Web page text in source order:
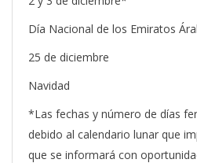
Día Nacional de los Emiratos
25 de diciembre
Navidad
*Las fechas y número de días
debido al calendario lunar que
que se informará con